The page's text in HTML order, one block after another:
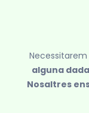
alguna dada
Nosaltres